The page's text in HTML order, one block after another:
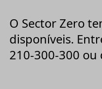
O Sector Zero
disponíveis.
210-300-300